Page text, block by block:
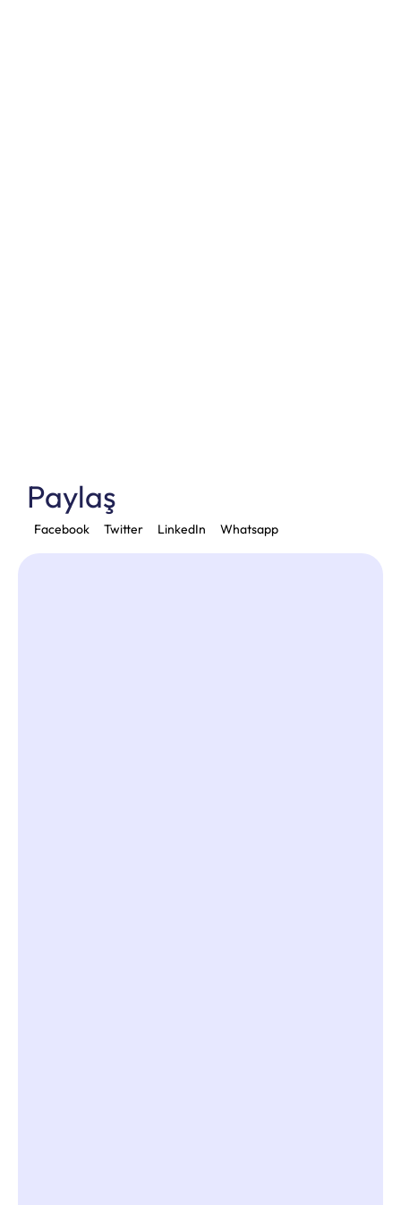
Paylaş
Facebook Twitter LinkedIn Whatsapp